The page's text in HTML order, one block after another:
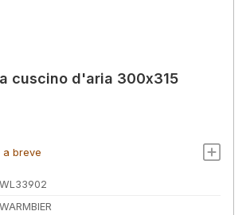
a cuscino d'aria 300x315
a breve
WL33902
WARMBIER